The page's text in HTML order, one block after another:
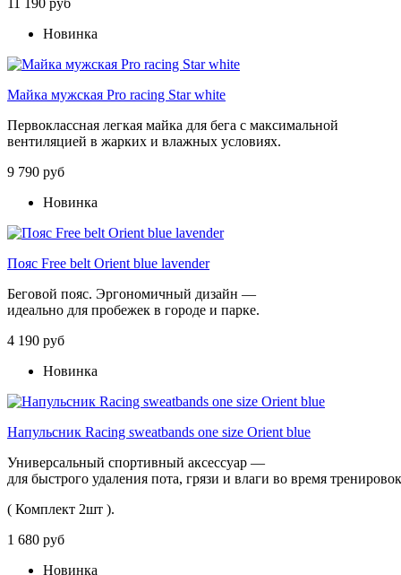
Новинка
Майка мужская Pro racing Star white
Первоклассная легкая майка для бега с максимальной
вентиляцией в жарких и влажных условиях.
9 790 руб
Новинка
Пояс Free belt Orient blue lavender
Беговой пояс. Эргономичный дизайн —
идеально для пробежек в городе и парке.
4 190 руб
Новинка
Напульсник Racing sweatbands one size Orient blue
Универсальный спортивный аксессуар —
для быстрого удаления пота, грязи и влаги во время тренировок
( Комплект 2шт ).
1 680 руб
Новинка